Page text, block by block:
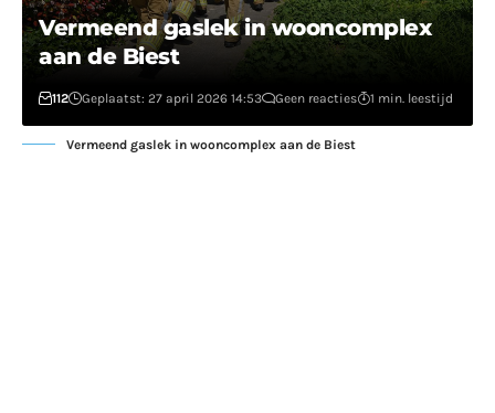
Vermeend gaslek in wooncomplex
aan de Biest
112 Geplaatst: 27 april 2026 14:53 Geen reacties 1 min. leestijd
Vermeend gaslek in wooncomplex aan de Biest